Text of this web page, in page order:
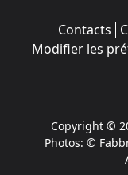
Contacts
Modifier les
Copyright ©
Photos: ©